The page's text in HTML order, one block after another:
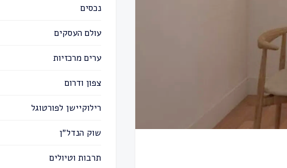
נכסים
עולם העסקים
ערים מרכזיות
צפון ודרום
רילוקיישן לפורטוגל
שוק הנדל״ן
תרבות וטיולים